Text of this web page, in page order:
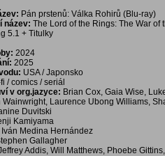
Pán prstenů: Válka Rohirů (Blu-ray)
název: The Lord of the Rings: The War of
5.1 + Titulky
2024
2025
USA / Japonsko
/ comics / seriál
v org.jazyce: Brian Cox, Gaia Wise,
Wainwright, Laurence Ubong Williams,
Duvitski
Kamiyama
Iván Medina Hernández
Gallagher
Addis, Will Matthews, Phoebe